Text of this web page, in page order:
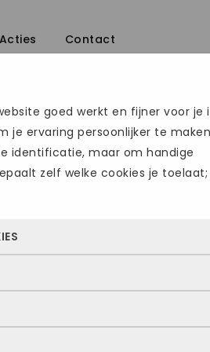
Acties Contact
€199.95
Maat
47.5
49
goed werkt en fijner voor je
je ervaring persoonlijker te
identificatie, maar om handige
zelf welke cookies je toelaat;
de website überhaupt werkt. Ze
worden uitgezet. Meestal worden
zoals inloggen, een formulier
Je kunt je browser zo instellen
vaak onze site bezocht wordt, waar
pagina’s populair zijn. Zo